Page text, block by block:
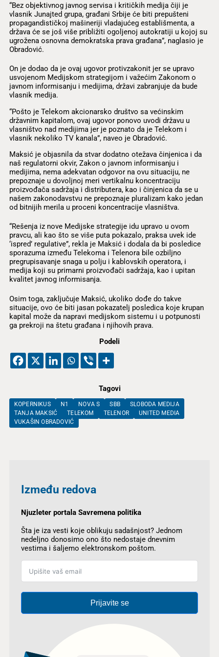
“Bez objektivnog javnog servisa i kritičkih medija čiji je
vlasnik Junajted grupa, građani Srbije će biti prepušteni
propagandističkoj mašineriji vladajućeg establišmenta, a
država će se još više približiti ogoljenoj autokratiji u kojoj su
ugrožena osnovna demokratska prava građana”, naglasio je
Obradović.
On je dodao da je ovaj ugovor protivzakonit jer se upravo
usvojenom Medijskom strategijom i važećim Zakonom o
javnom informisanju i medijima, državi zabranjuje da bude
vlasnik medija.
“Pošto je Telekom akcionarsko društvo sa većinskim
državnim kapitalom, ovaj ugovor ponovo uvodi državu u
vlasništvo nad medijima jer je poznato da je Telekom i
vlasnik nekoliko TV kanala”, naveo je Obradović.
Maksić je objasnila da stvar dodatno otežava činjenica i da
naš regulatorni okvir, Zakon o javnom informisanju i
medijima, nema adekvatan odgovor na ovu situaciju, ne
prepoznaje u dovoljnoj meri vertikalnu koncentraciju
proizvođača sadržaja i distributera, kao i činjenica da se u
našem zakonodavstvu ne prepoznaje pluralizam kako jedan
od bitnijih merila u proceni koncentracije vlasništva.
“Rešenja iz nove Medijske strategije idu upravo u ovom
pravcu, ali kao što se više puta pokazalo, praksa uvek ide
‘ispred’ regulative”, rekla je Maksić i dodala da bi posledice
sporazuma između Telekoma i Telenora bile ozbiljno
pregrupisavanje snaga u polju i kablovskih operatora, i
medija koji su primarni proizvođači sadržaja, kao i upitan
kvalitet javnog informisanja.
Osim toga, zaključuje Maksić, ukoliko dođe do takve
situacije, ovo će biti jasan pokazatelj posledica koje krupan
kapital može da napravi medijskom sistemu i u potpunosti
ga prekroji na štetu građana i njihovih prava.
Podeli
Tagovi
KOPERNIKUS N1 NOVA S SBB
SLOBODA MEDIJA
TANJA MAKSIĆ
TELEKOM TELENOR
UNITED MEDIA
VUKAŠIN OBRADOVIĆ
Između redova
Njuzleter portala Savremena politika
Šta je iza vesti koje oblikuju sadašnjost? Jednom
nedeljno donosimo ono što nedostaje dnevnim
vestima i šaljemo elektronskom poštom.
Prijavite se